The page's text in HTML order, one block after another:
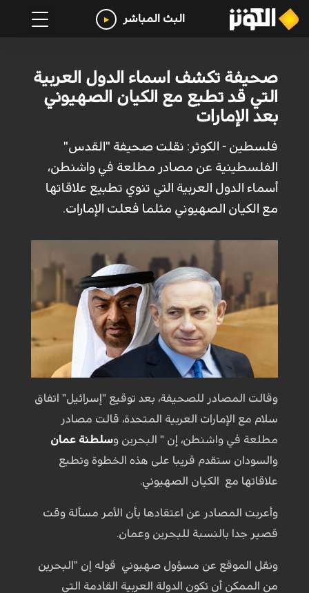
البث المباشر
صحيفة تكشف اسماء الدول العربية
التي قد تطبع مع الكيان الصهيوني
بعد الإمارات
فلسطين - الكوثر: نقلت صحيفة "القدس"
الفلسطينية عن مصادر مطلعة في واشنطن،
أسماء الدول العربية التي تنوي تطبيع علاقاتها
مع الكيان الصهيوني مثلما فعلت الإمارات.
وقالت المصادر للصحيفة، بعد توقيع "إسرائيل" اتفاق
سلام مع الإمارات العربية المتحدة، قالت مصادر
مطلعة في واشنطن، إن " البحرين وسلطنة عمان
والسودان ستقدم قريبا على هذه الخطوة وتطبع
علاقاتها مع الكيان الصهيوني.
وأعربت المصادر عن اعتقادها بأن الأمر مسألة وقت
قصير جدا بالنسبة للبحرين وعمان.
ونقل الموقع عن مسؤول صهيوني قوله إن "البحرين
من الممكن أن تكون الدولة العربية القادمة التي